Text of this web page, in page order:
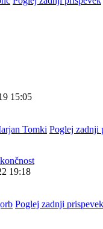
15:05
Tomki Poglej zadnji
19:18
Poglej zadnji prispevek